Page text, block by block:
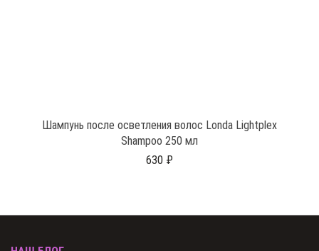
Шампунь после осветления волос Londa Lightplex
Shampoo 250 мл
630 ₽